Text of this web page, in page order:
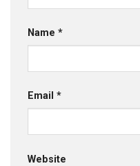
Name *
Email *
Website